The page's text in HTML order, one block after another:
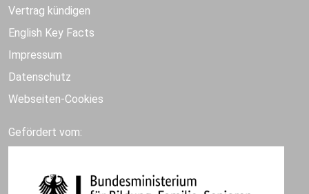
Vertrag kündigen
English Key Facts
Impressum
Datenschutz
Webseiten-Cookies
Gefördert vom: